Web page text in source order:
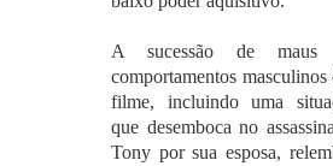
A sucessão de maus
comportamentos
filme, incluindo uma
que desemboca no
Tony por sua esposa,